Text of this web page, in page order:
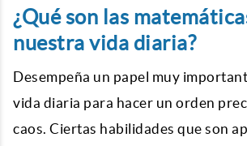
¿Qué son las
nuestra vida diaria?
Desempeña un papel muy
vida diaria para hacer un orden
caos. Ciertas habilidades que son